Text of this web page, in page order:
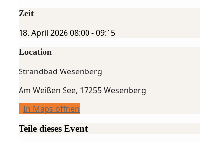
Zeit
18. April 202608:00-09:15
Location
Strandbad Wesenberg
Am Weißen See, 17255 Wesenberg
In Maps öffnen
Teile dieses Event